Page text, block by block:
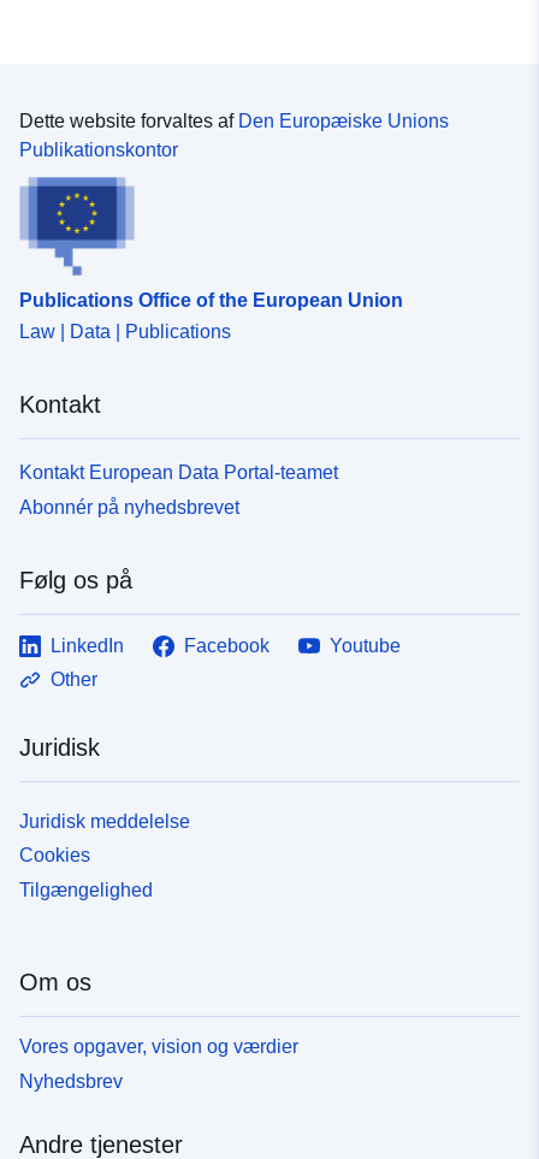
Dette website forvaltes af Den Europæiske Unions
Publikationskontor
Publications Office of the European Union
Law | Data | Publications
Kontakt
Kontakt European Data Portal-teamet
Abonnér på nyhedsbrevet
Følg os på
LinkedIn Facebook
Youtube
Other
Juridisk
Juridisk meddelelse
Cookies
Tilgængelighed
Om os
Vores opgaver, vision og værdier
Nyhedsbrev
Andre tjenester